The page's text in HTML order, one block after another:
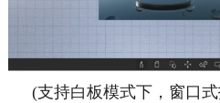
(支持白板模式下，窗口